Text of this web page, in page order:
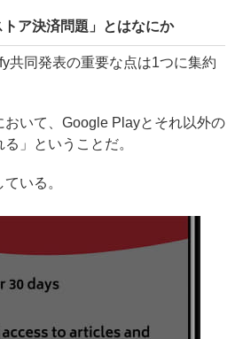
ア決済問題」とはなにか
共同発表の重要な点は1つに集約
おいて、Google Playとそれ以外の
」ということだ。
いる。